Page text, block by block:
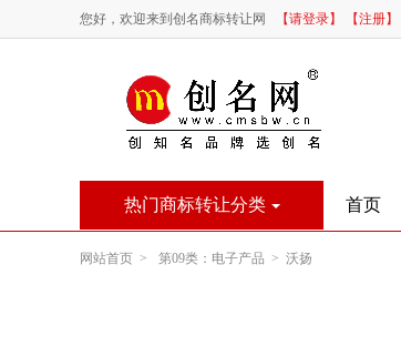
您好，欢迎来到创名商标转让网 【请登录】 【注册】
热门商标转让分类 首页
网站首页 > 第09类：电子产品 > 沃扬